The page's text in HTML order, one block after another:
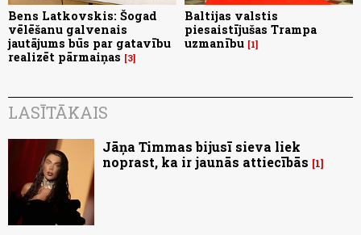
Bens Latkovskis: Šogad
vēlēšanu galvenais
jautājums būs par gatavību
realizēt pārmaiņas
3
Baltijas valstis
piesaistījušas Trampa
uzmanību 1
LASĪTĀKAIS
Jāņa Timmas bijusī sieva liek
noprast, ka ir jaunās attiecībās
1